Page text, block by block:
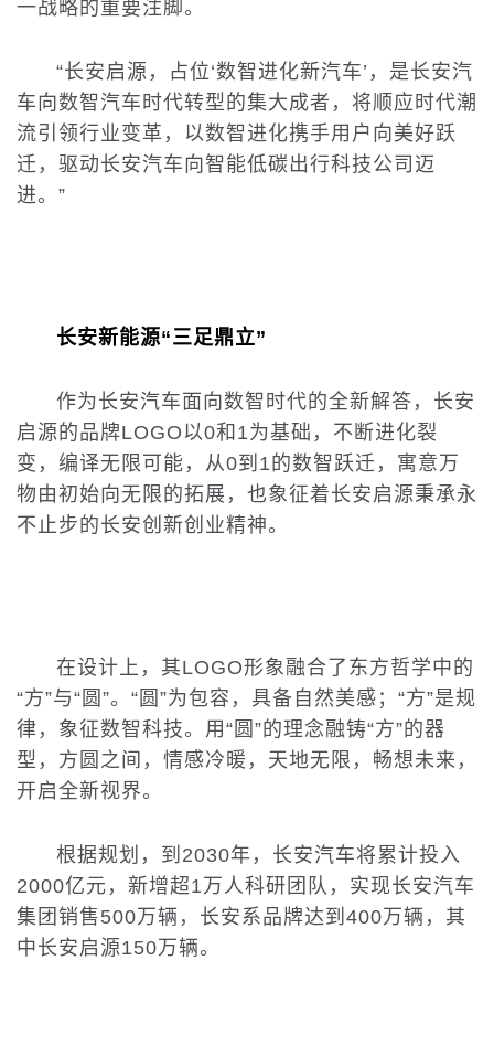
一战略的重要注脚。
“长安启源，占位‘数智进化新汽车’，是长安汽
车向数智汽车时代转型的集大成者，将顺应时代潮
流引领行业变革，以数智进化携手用户向美好跃
迁，驱动长安汽车向智能低碳出行科技公司迈
进。”
长安新能源“三足鼎立”
作为长安汽车面向数智时代的全新解答，长安
启源的品牌LOGO以0和1为基础，不断进化裂
变，编译无限可能，从0到1的数智跃迁，寓意万
物由初始向无限的拓展，也象征着长安启源秉承永
不止步的长安创新创业精神。
在设计上，其LOGO形象融合了东方哲学中的
“方”与“圆”。“圆”为包容，具备自然美感；“方”是规
律，象征数智科技。用“圆”的理念融铸“方”的器
型，方圆之间，情感冷暖，天地无限，畅想未来，
开启全新视界。
根据规划，到2030年，长安汽车将累计投入
2000亿元，新增超1万人科研团队，实现长安汽车
集团销售500万辆，长安系品牌达到400万辆，其
中长安启源150万辆。